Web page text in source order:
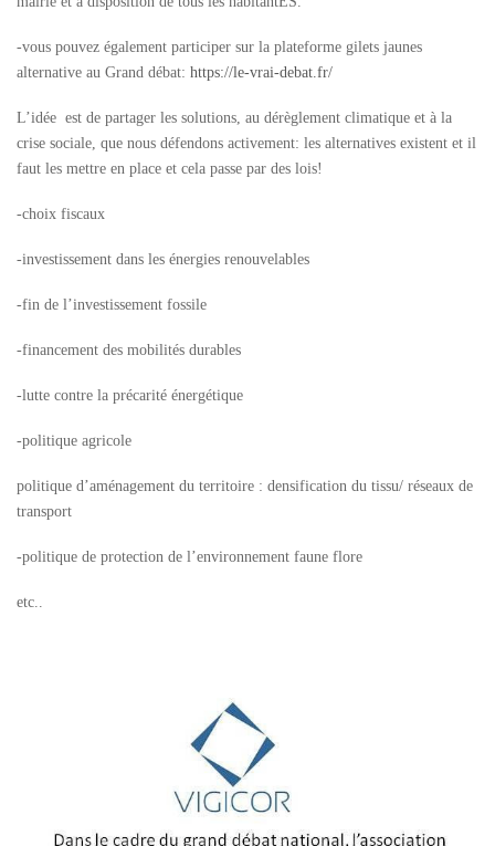
-vous pouvez également participer sur la plateforme gilets jaunes
alternative au Grand débat: https://le-vrai-debat.fr/
L’idée est de partager les solutions, au dérèglement climatique et à la
crise sociale, que nous défendons activement: les alternatives existent et il
faut les mettre en place et cela passe par des lois!
-choix fiscaux
-investissement dans les énergies renouvelables
-fin de l’investissement fossile
-financement des mobilités durables
-lutte contre la précarité énergétique
-politique agricole
politique d’aménagement du territoire : densification du tissu/ réseaux de
transport
-politique de protection de l’environnement faune flore
etc..